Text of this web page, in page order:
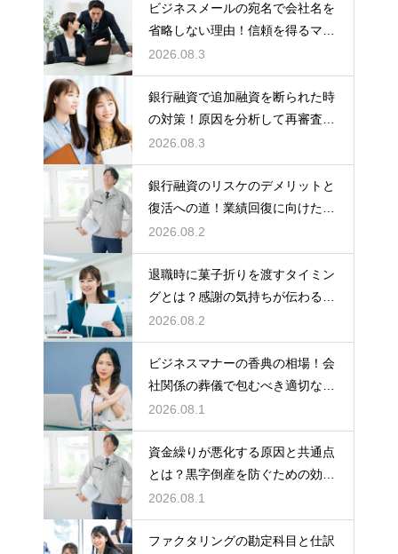
ビジネスメールの宛名で会社名を
省略しない理由！信頼を得るマナ
ー
2026.08.3
銀行融資で追加融資を断られた時
の対策！原因を分析して再審査を
狙う
2026.08.3
銀行融資のリスケのデメリットと
復活への道！業績回復に向けた事
業計画
2026.08.2
退職時に菓子折りを渡すタイミン
グとは？感謝の気持ちが伝わる正
しいマナー
2026.08.2
ビジネスマナーの香典の相場！会
社関係の葬儀で包むべき適切な金
額の目安
2026.08.1
資金繰りが悪化する原因と共通点
とは？黒字倒産を防ぐための効果
的な対策
2026.08.1
ファクタリングの勘定科目と仕訳